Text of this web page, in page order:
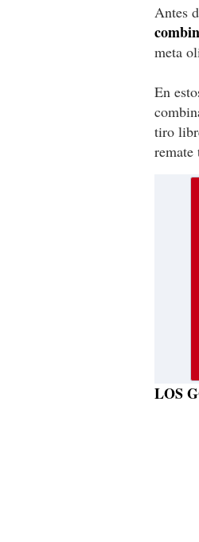
Antes
meta
En
tiro
remate
LOS